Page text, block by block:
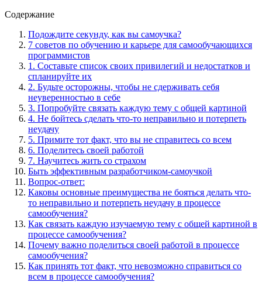
Содержание
Подождите секунду, как вы самоучка?
7 советов по обучению и карьере для самообучающихся
программистов
1. Составьте список своих привилегий и недостатков и
спланируйте их
2. Будьте осторожны, чтобы не сдерживать себя
неуверенностью в себе
3. Попробуйте связать каждую тему с общей картиной
4. Не бойтесь сделать что-то неправильно и потерпеть
неудачу
5. Примите тот факт, что вы не справитесь со всем
6. Поделитесь своей работой
7. Научитесь жить со страхом
Быть эффективным разработчиком-самоучкой
Вопрос-ответ:
Каковы основные преимущества не бояться делать что-
то неправильно и потерпеть неудачу в процессе
самообучения?
Как связать каждую изучаемую тему с общей картиной в
процессе самообучения?
Почему важно поделиться своей работой в процессе
самообучения?
Как принять тот факт, что невозможно справиться со
всем в процессе самообучения?